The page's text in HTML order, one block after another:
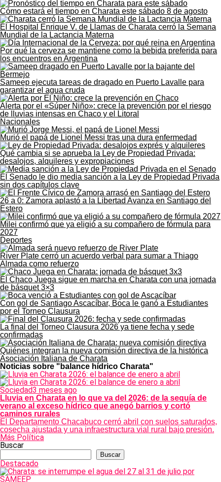
Cómo estará el tiempo en Charata este sábado 8 de agosto
El Hospital Enrique V. de Llamas de Charata cerró la Semana
Mundial de la Lactancia Materna
Por qué la cerveza se mantiene como la bebida preferida para
los encuentros en Argentina
Sameep ejecuta tareas de dragado en Puerto Lavalle para
garantizar el agua cruda
Alerta por el «Súper Niño»: crece la prevención por el riesgo
de lluvias intensas en Chaco y el Litoral
Nacionales
Murió el papá de Lionel Messi tras una dura enfermedad
Qué cambia si se aprueba la Ley de Propiedad Privada:
desalojos, alquileres y expropiaciones
El Senado le dio media sanción a la Ley de Propiedad Privada
sin dos capítulos clave
26 a 0: Zamora aplastó a la Libertad Avanza en Santiago del
Estero
Milei confirmó que ya eligió a su compañero de fórmula para
2027
Deportes
River Plate cerró un acuerdo verbal para sumar a Thiago
Almada como refuerzo
El Chaco Juega sigue en marcha en Charata con una jornada
de básquet 3×3
Con gol de Santiago Ascacíbar, Boca le ganó a Estudiantes
por el Torneo Clausura
La final del Torneo Clausura 2026 ya tiene fecha y sede
confirmadas
Quiénes integran la nueva comisión directiva de la histórica
Asociación Italiana de Charata
Noticias sobre "balance hídrico Charata"
Sociedad3 meses ago
Lluvia en Charata en lo que va del 2026: de la sequía de
verano al exceso hídrico que anegó barrios y cortó
caminos rurales
El Departamento Chacabuco cerró abril con suelos saturados,
cosecha ajustada y una infraestructura vial rural bajo presión.
Más Política
Buscar
Buscar
Destacado